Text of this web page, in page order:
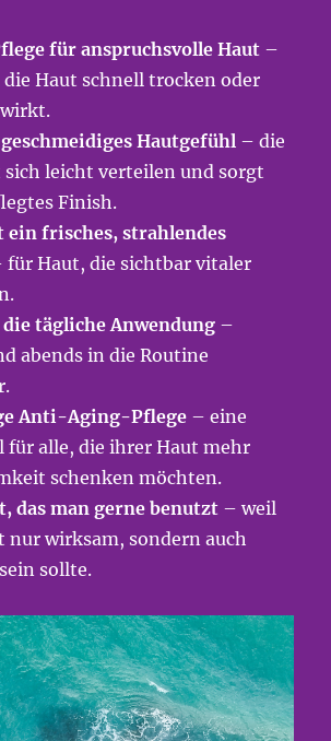
für anspruchsvolle Haut –
Haut schnell trocken oder
Hautgefühl – die
sich leicht verteilen und sorgt
Finish.
frisches, strahlendes
für Haut, die sichtbar vitaler
tägliche Anwendung –
abends in die Routine
Anti-Aging-Pflege – eine
für alle, die ihrer Haut mehr
schenken möchten.
das man gerne benutzt – weil
nur wirksam, sondern auch
sollte.